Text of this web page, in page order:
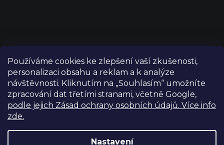
Používáme cookies ke zlepšení vaší zkušenosti,
personalizaci obsahu a reklam a k analýze
návštěvnosti. Kliknutím na „Souhlasím“ umožníte
zpracování dat třetími stranami, včetně Google,
podle jejich Zásad ochrany osobních údajů. Více info
zde.
Nastavení
Copyright 2026FILM-TECHNIKA. Všechna práva vyhrazena.
Upravit nastavení cookies